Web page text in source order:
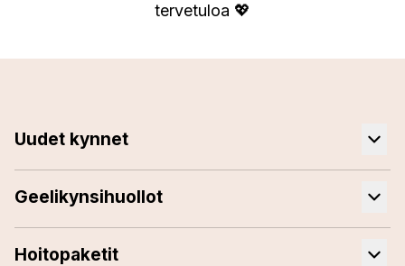
tervetuloa 💖
Uudet kynnet
Geelikynsihuollot
Hoitopaketit